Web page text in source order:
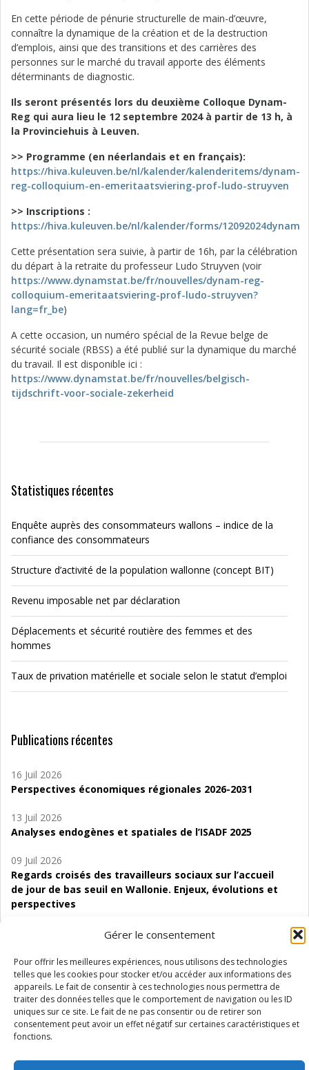
Gérer le consentement
Pour offrir les meilleures expériences, nous utilisons des technologies
telles que les cookies pour stocker et/ou accéder aux informations des
appareils. Le fait de consentir à ces technologies nous permettra de
traiter des données telles que le comportement de navigation ou les ID
uniques sur ce site. Le fait de ne pas consentir ou de retirer son
consentement peut avoir un effet négatif sur certaines caractéristiques et
fonctions.
En cette période de pénurie structurelle de main-d’œuvre,
connaître la dynamique de la création et de la destruction
d’emplois, ainsi que des transitions et des carrières des
personnes sur le marché du travail apporte des éléments
déterminants de diagnostic.
Ils seront présentés lors du deuxième Colloque Dynam-
Reg qui aura lieu le 12 septembre 2024 à partir de 13 h, à
la Provinciehuis à Leuven.
>> Programme (en néerlandais et en français):
https://hiva.kuleuven.be/nl/kalender/kalenderitems/dynam-
reg-colloquium-en-emeritaatsviering-prof-ludo-struyven
>> Inscriptions :
https://hiva.kuleuven.be/nl/kalender/forms/12092024dynam
Cette présentation sera suivie, à partir de 16h, par la célébration
du départ à la retraite du professeur Ludo Struyven (voir
https://www.dynamstat.be/fr/nouvelles/dynam-reg-
colloquium-emeritaatsviering-prof-ludo-struyven?
lang=fr_be)
A cette occasion, un numéro spécial de la Revue belge de
sécurité sociale (RBSS) a été publié sur la dynamique du marché
du travail. Il est disponible ici :
https://www.dynamstat.be/fr/nouvelles/belgisch-
tijdschrift-voor-sociale-zekerheid
Statistiques récentes
Enquête auprès des consommateurs wallons – indice de la
confiance des consommateurs
Structure d’activité de la population wallonne (concept BIT)
Revenu imposable net par déclaration
Déplacements et sécurité routière des femmes et des
hommes
Taux de privation matérielle et sociale selon le statut d’emploi
Publications récentes
16 Juil 2026
Perspectives économiques régionales 2026-2031
13 Juil 2026
Analyses endogènes et spatiales de l’ISADF 2025
09 Juil 2026
Regards croisés des travailleurs sociaux sur l’accueil
de jour de bas seuil en Wallonie. Enjeux, évolutions et
perspectives
d’accompagnement à l’autocréation d’emploi (SAACE)
01 Juil 2026
Pénurie du personnel infirmier :quels indicateurs
d’offre de soins pour comprendre la situation en
Wallonie ?